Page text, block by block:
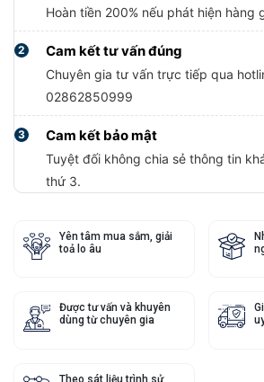
Hoàn tiền 200% nếu phát hiện hàng
2 Cam kết tư vấn đúng
Chuyên gia tư vấn trực tiếp qua
02862850999
3 Cam kết bảo mật
Tuyệt đối không chia sẻ thông tin
thứ 3.
Yên tâm mua sắm, giải
toả lo âu
Được tư vấn và khuyên
dùng từ chuyên gia
Theo sát liệu trình sử